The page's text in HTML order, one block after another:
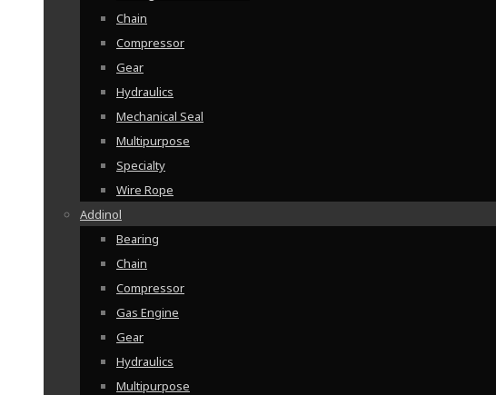
Chain
Compressor
Gear
Hydraulics
Mechanical Seal
Multipurpose
Specialty
Wire Rope
Addinol
Bearing
Chain
Compressor
Gas Engine
Gear
Hydraulics
Multipurpose